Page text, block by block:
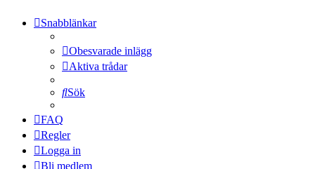
Snabblänkar
Obesvarade inlägg
Aktiva trådar
Sök
FAQ
Regler
Logga in
Bli medlem